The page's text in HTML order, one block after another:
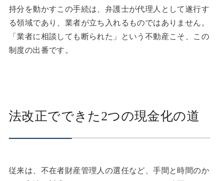
持分を動かすこの手続は、弁護士が代理人として遂行す
る領域であり、業者が立ち入れるものではありません。
「業者に相談しても断られた」という不動産こそ、この
制度の出番です。
法改正でできた2つの現金化の道
従来は、不在者財産管理人の選任など、手間と時間のか